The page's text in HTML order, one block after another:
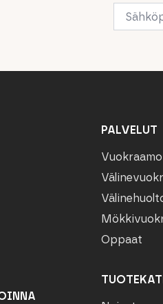
Email
PALVELUT
Vuokraamo
Oppaat